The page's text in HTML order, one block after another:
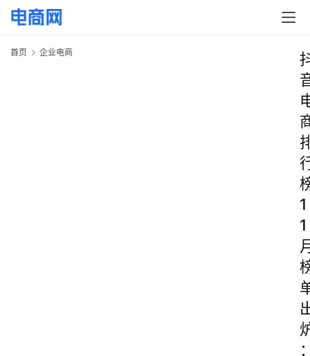
首页 企业电商
1
1